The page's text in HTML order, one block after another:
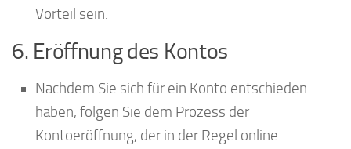
Vorteil sein.
6. Eröffnung des Kontos
Nachdem Sie sich für ein Konto entschieden
haben, folgen Sie dem Prozess der
Kontoeröffnung, der in der Regel online